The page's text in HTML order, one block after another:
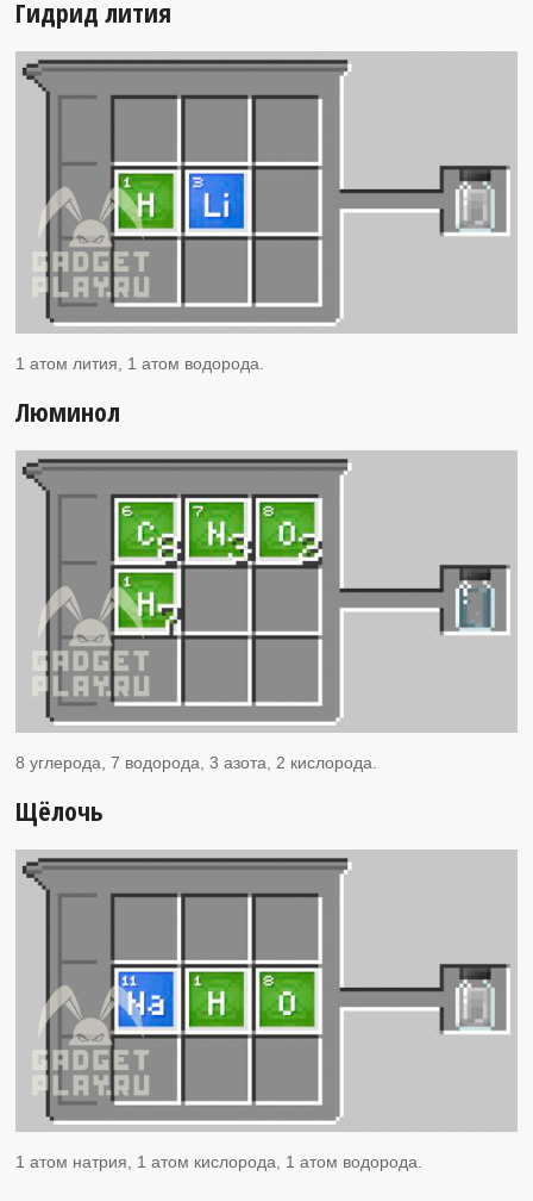
Гидрид лития
1 атом лития, 1 атом водорода.
Люминол
8 углерода, 7 водорода, 3 азота, 2 кислорода.
Щёлочь
1 атом натрия, 1 атом кислорода, 1 атом водорода.